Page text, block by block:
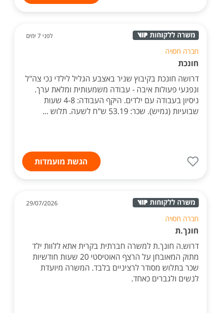
לפני 7 ימים
חברה חסויה
חונכת
דרושה חונכת בקיבוץ שניר באצבע הגליל לילדי נכי צה"ל
ונפגעי פעולות איבה - עבודה משמעותית ומלאת ערך.
ניסיון בעבודה עם ילדים. היקף העבודה: 4-8 שעות
שבועיות (גמיש). שכר: 53.19 ש"ח לשעה. תלוש ...
הגשת מועמדות
29/07/2026
חברה חסויה
חונך.ת
דרוש.ה חונך.ת למשרה חברתית בקרית אתא ללוות ילד
מתוק המאובחן על הרצף האוטיסטי 20 שעות חודשיות
שכר בתלוש מסודר לרציניים בלבד. המשרה מיועדת
לנשים ולגברים כאחד.